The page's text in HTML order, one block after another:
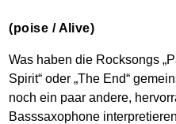
(poise / Alive)
Was haben die Rocksongs
Spirit“ oder „The End“
noch ein paar andere,
Basssaxophone